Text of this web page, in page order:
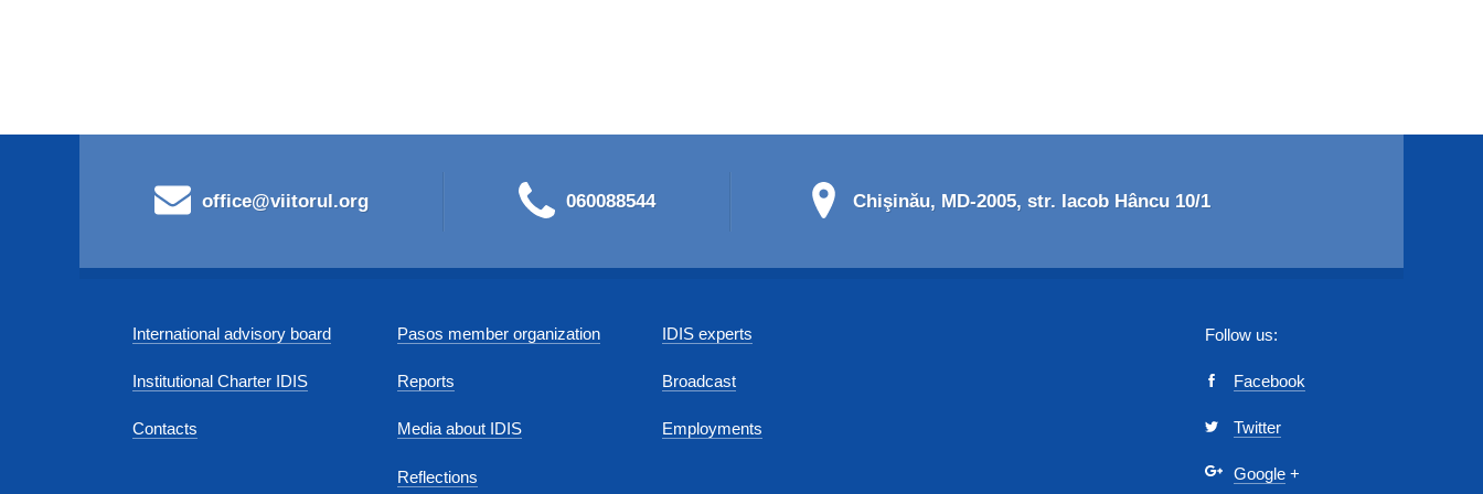
office@viitorul.org 060088544 Chişinău, MD-2005, str. Iacob Hâncu 10/1
International advisory board
Institutional Charter IDIS
Contacts
Pasos member organization
Reports
Media about IDIS
Reflections
IDIS experts
Broadcast
Employments
Follow us:
Facebook
Twitter
Google +